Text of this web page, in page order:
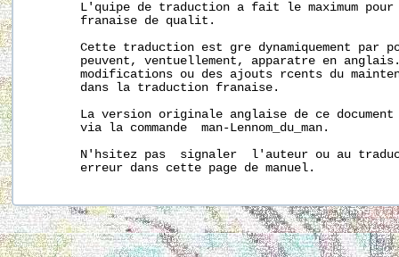
L'quipe de traduction a fait le maximum
       franaise de qualit.
Cette traduction est gre dynamiquement par
peuvent, ventuellement, apparatre en
modifications ou des ajouts rcents du
       dans la traduction franaise.
La version originale anglaise de ce
       via la commande  man-Lennom_du_man.
N'hsitez pas  signaler  l'auteur ou au